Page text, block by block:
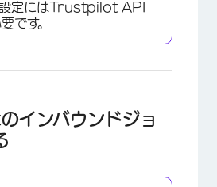
定にはTrustpilot API
です。
ンバウンドジョ